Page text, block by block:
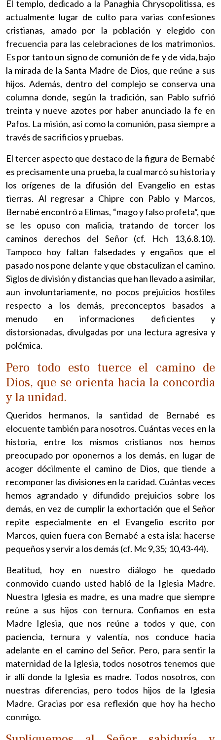
El templo, dedicado a la Panaghia Chrysopolitissa, es
actualmente lugar de culto para varias confesiones
cristianas, amado por la población y elegido con
frecuencia para las celebraciones de los matrimonios.
Es por tanto un signo de comunión de fe y de vida, bajo
la mirada de la Santa Madre de Dios, que reúne a sus
hijos. Además, dentro del complejo se conserva una
columna donde, según la tradición, san Pablo sufrió
treinta y nueve azotes por haber anunciado la fe en
Pafos. La misión, así como la comunión, pasa siempre a
través de sacrificios y pruebas.
El tercer aspecto que destaco de la figura de Bernabé
es precisamente una prueba, la cual marcó su historia y
los orígenes de la difusión del Evangelio en estas
tierras. Al regresar a Chipre con Pablo y Marcos,
Bernabé encontró a Elimas, “mago y falso profeta”, que
se les opuso con malicia, tratando de torcer los
caminos derechos del Señor (cf. Hch 13,6.8.10).
Tampoco hoy faltan falsedades y engaños que el
pasado nos pone delante y que obstaculizan el camino.
Siglos de división y distancias que han llevado a asimilar,
aun involuntariamente, no pocos prejuicios hostiles
respecto a los demás, preconceptos basados a
menudo en informaciones deficientes y
distorsionadas, divulgadas por una lectura agresiva y
polémica.
Pero todo esto tuerce el camino de
Dios, que se orienta hacia la concordia
y la unidad.
Queridos hermanos, la santidad de Bernabé es
elocuente también para nosotros. Cuántas veces en la
historia, entre los mismos cristianos nos hemos
preocupado por oponernos a los demás, en lugar de
acoger dócilmente el camino de Dios, que tiende a
recomponer las divisiones en la caridad. Cuántas veces
hemos agrandado y difundido prejuicios sobre los
demás, en vez de cumplir la exhortación que el Señor
repite especialmente en el Evangelio escrito por
Marcos, quien fuera con Bernabé a esta isla: hacerse
pequeños y servir a los demás (cf. Mc 9,35; 10,43-44).
Beatitud, hoy en nuestro diálogo he quedado
conmovido cuando usted habló de la Iglesia Madre.
Nuestra Iglesia es madre, es una madre que siempre
reúne a sus hijos con ternura. Confiamos en esta
Madre Iglesia, que nos reúne a todos y que, con
paciencia, ternura y valentía, nos conduce hacia
adelante en el camino del Señor. Pero, para sentir la
maternidad de la Iglesia, todos nosotros tenemos que
ir allí donde la Iglesia es madre. Todos nosotros, con
nuestras diferencias, pero todos hijos de la Iglesia
Madre. Gracias por esa reflexión que hoy ha hecho
conmigo.